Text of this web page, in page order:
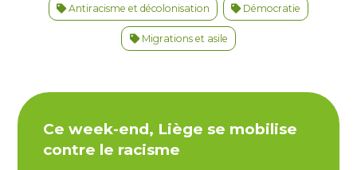
Antiracisme et décolonisation Démocratie
Migrations et asile
Ce week-end, Liège se mobilise
contre le racisme